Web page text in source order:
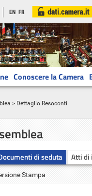
EN FR
Conoscere la Camera
> Dettaglio Resoconti
di seduta Atti di
Stampa